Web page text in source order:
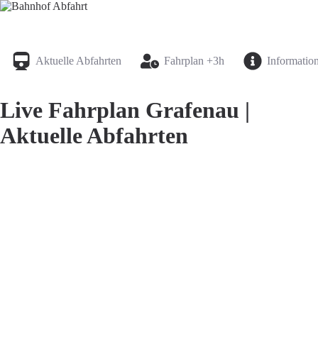
Aktuelle Abfahrten Fahrplan +3h
Live Fahrplan Grafenau |
Aktuelle Abfahrten